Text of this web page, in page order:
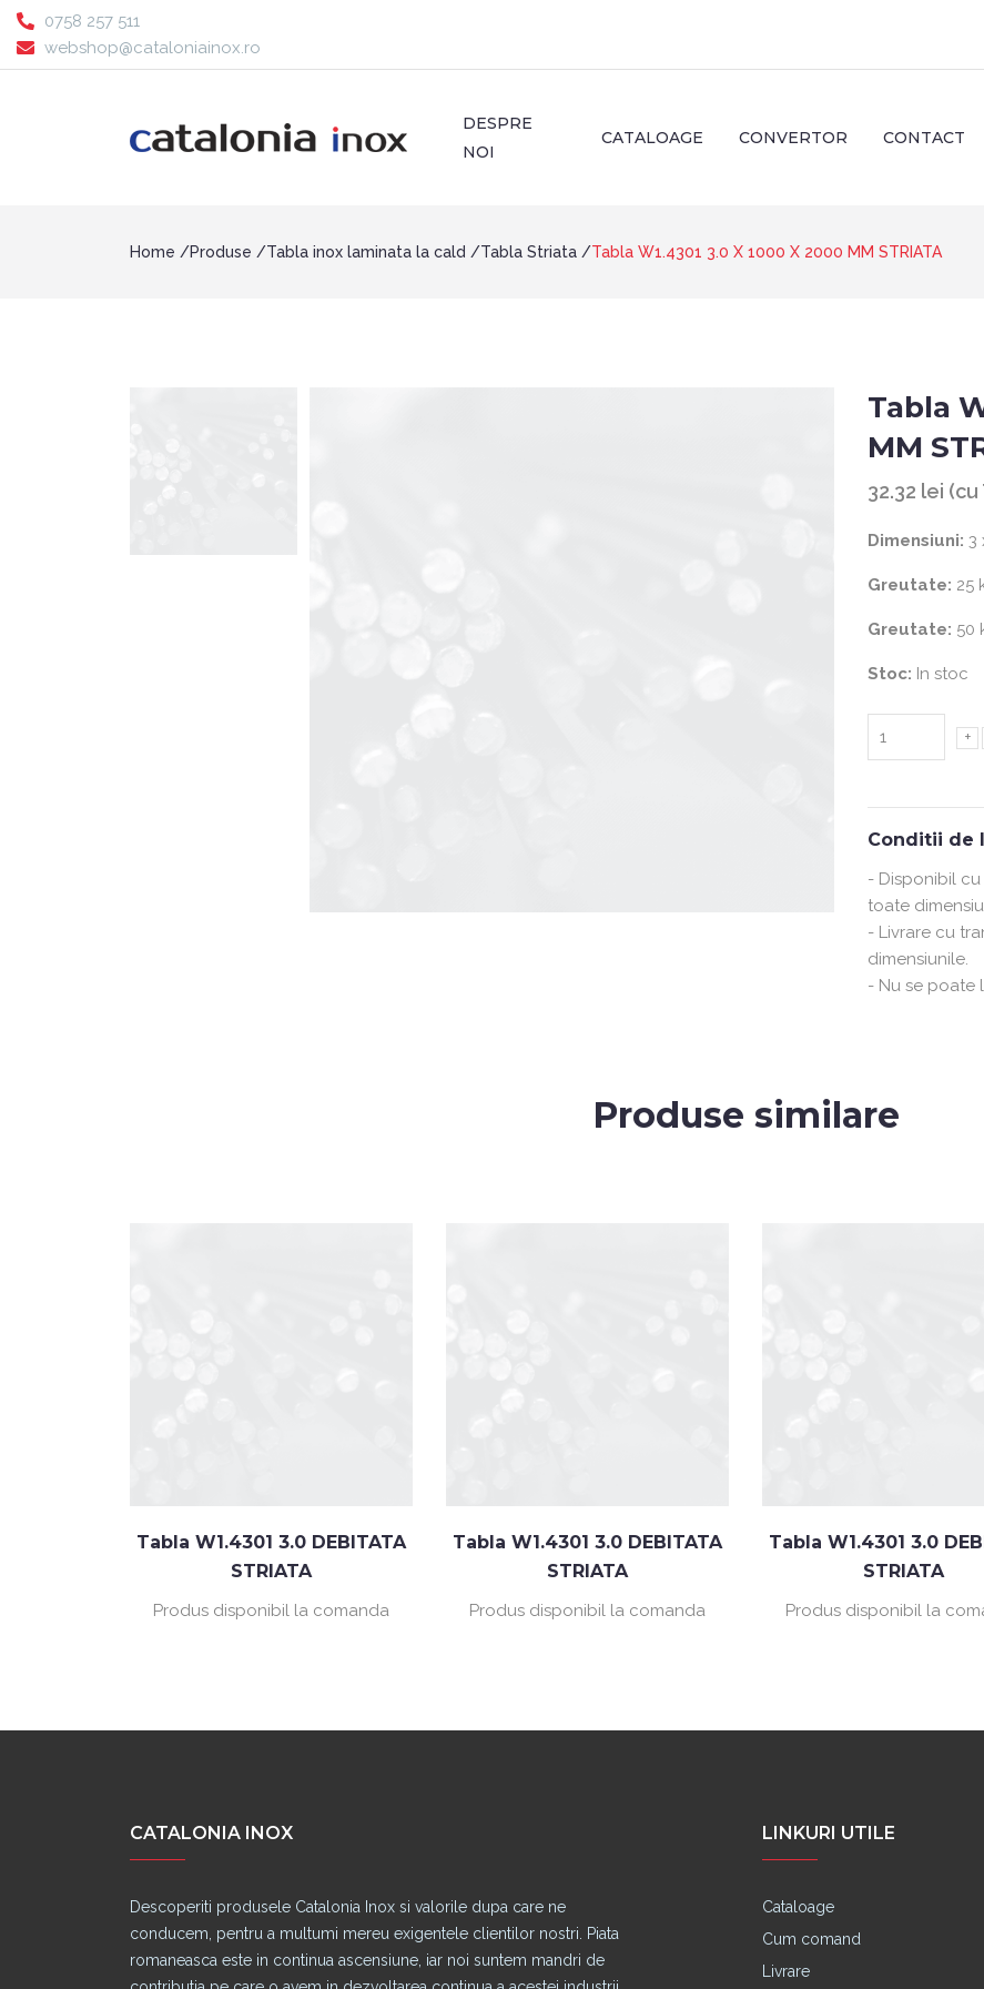
0758 257 511
webshop@cataloniainox.ro
DESPRE
NOI
CATALOAGE CONVERTOR CONTACT
Home Produse Tabla inox laminata la cald Tabla Striata Tabla W1.4301 3.0 X 1000 X 2000 MM STRIATA
Tabla
MM
32.32 lei
Dimensiuni: 3
Greutate: 25
Greutate: 50
Stoc: In stoc
+
Conditii de
- Disponibil
toate
- Livrare cu
dimensiunile.
- Nu se poate
Produse similare
Tabla W1.4301 3.0 DEBITATA
STRIATA
Produs disponibil la comanda
Tabla W1.4301 3.0 DEBITATA
STRIATA
Produs disponibil la comanda
Tabla W1.4301 3.0
STRIATA
Produs disponibil la
CATALONIA INOX
Descoperiti produsele Catalonia Inox si valorile dupa care ne
conducem, pentru a multumi mereu exigentele clientilor nostri. Piata
romaneasca este in continua ascensiune, iar noi suntem mandri de
LINKURI UTILE
Cataloage
Cum comand
Livrare